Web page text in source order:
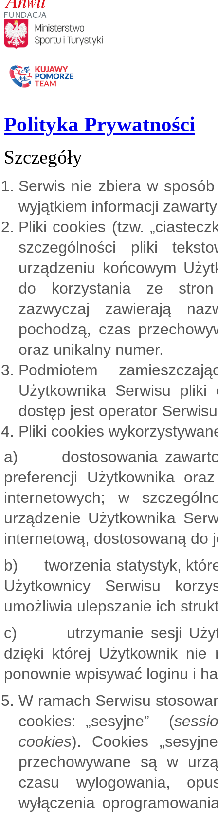
Polityka Prywatności
Szczegóły
Serwis nie zbiera w
wyjątkiem informacji
Pliki cookies (tzw.
szczególności pliki
urządzeniu końcowym
do korzystania ze stron
zazwyczaj zawierają
pochodzą, czas
oraz unikalny numer.
Podmiotem
Użytkownika Serwisu
dostęp jest operator
Pliki cookies
a) dostosowania
preferencji Użytkownika
internetowych; w
urządzenie Użytkownika
internetową, dostosowaną do
b) tworzenia statystyk, które
Użytkownicy Serwisu
umożliwia ulepszanie ich
c) utrzymanie sesji
dzięki której Użytkownik nie
ponownie wpisywać loginu i
W ramach Serwisu
cookies: „sesyjne” (
cookies). Cookies
przechowywane są w
czasu wylogowania,
wyłączenia